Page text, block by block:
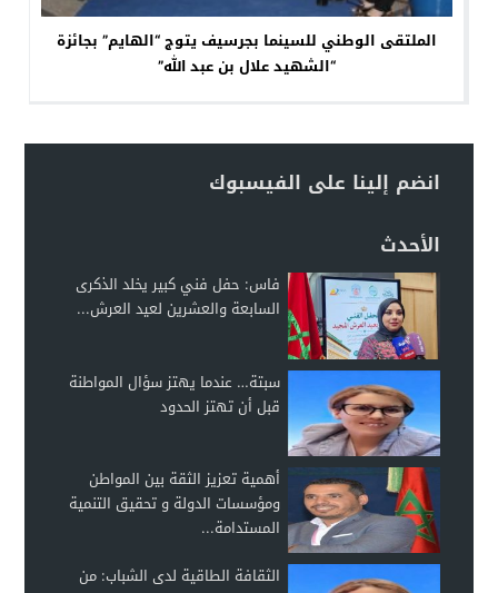
الملتقى الوطني للسينما بجرسيف يتوج “الهايم” بجائزة
“الشهيد علال بن عبد الله”
انضم إلينا على الفيسبوك
الأحدث
فاس: حفل فني كبير يخلد الذكرى
السابعة والعشرين لعيد العرش...
سبتة… عندما يهتز سؤال المواطنة
قبل أن تهتز الحدود
أهمية تعزيز الثقة بين المواطن
ومؤسسات الدولة و تحقيق التنمية
المستدامة...
الثقافة الطاقية لدى الشباب: من